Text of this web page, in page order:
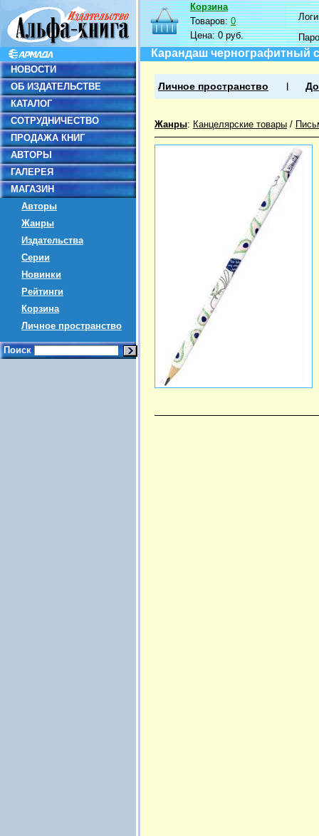
НОВОСТИ
ОБ ИЗДАТЕЛЬСТВЕ
КАТАЛОГ
СОТРУДНИЧЕСТВО
ПРОДАЖА КНИГ
АВТОРЫ
ГАЛЕРЕЯ
МАГАЗИН
Авторы
Жанры
Издательства
Серии
Новинки
Рейтинги
Корзина
Личное пространство
Поиск
Корзина
Товаров:0
Цена:0 руб.
Карандаш чернографитный
Личное пространство
Жанры: Канцелярские товары /